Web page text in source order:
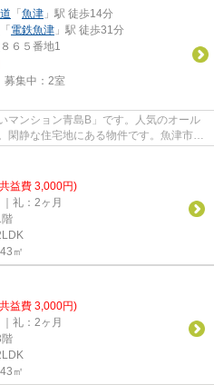
「 魚津 」駅 徒歩14分
「 電鉄魚津 」駅 徒歩31分
８６５番地1
集中： 2室
マンション青島B」です。人気のオール
閑静な住宅地にある物件です。魚津市で
益費 3,000円)
礼：2ヶ月
階
㎡
益費 3,000円)
礼：2ヶ月
階
㎡